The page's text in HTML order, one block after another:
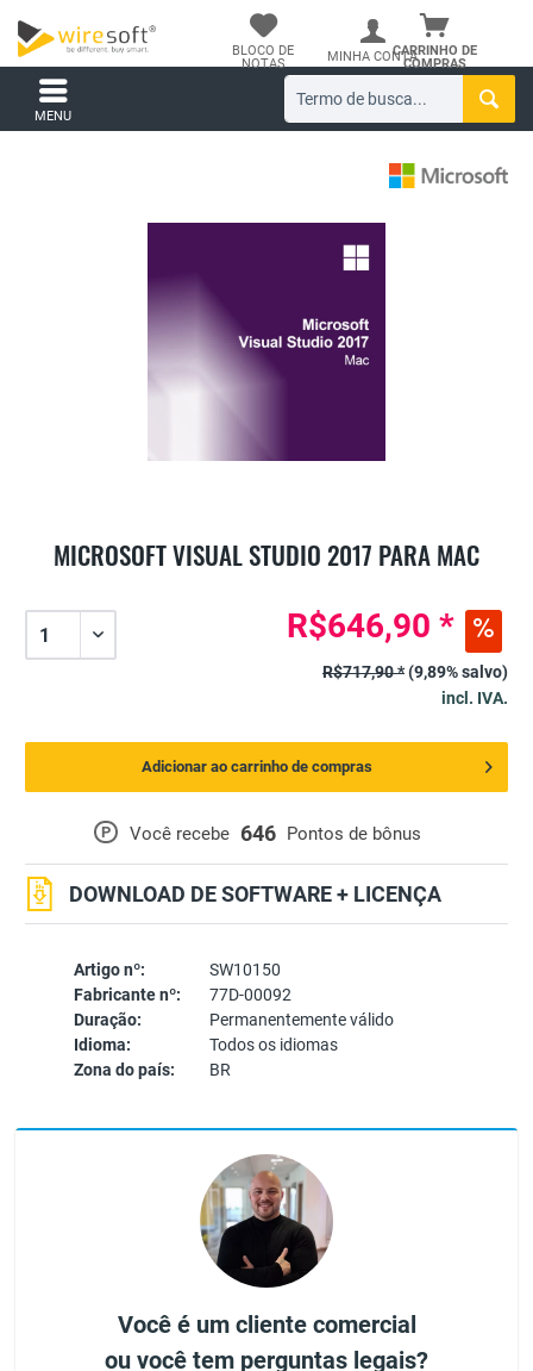
CARRINHO DE
COMPRAS
BLOCO DE
NOTAS
MINHA CONTA
MENU
MICROSOFT VISUAL STUDIO 2017 PARA MAC
Artigo nº:
SW10150
Fabricante nº:
77D-00092
Duração:
Permanentemente válido
Idioma:
Todos os idiomas
Zona do país:
BR
P Você recebe 646 Pontos de bônus
DOWNLOAD DE SOFTWARE + LICENÇA
R$646,90 *
R$717,90 *(9,89% salvo)
incl. IVA.
Adicionar ao carrinho de compras
Você é um cliente comercial
ou você tem perguntas legais?